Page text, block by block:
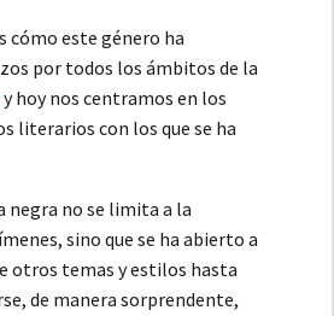
cómo este género ha
por todos los ámbitos de la
y hoy nos centramos en los
literarios con los que se ha
negra no se limita a la
sino que se ha abierto a
otros temas y estilos hasta
de manera sorprendente,